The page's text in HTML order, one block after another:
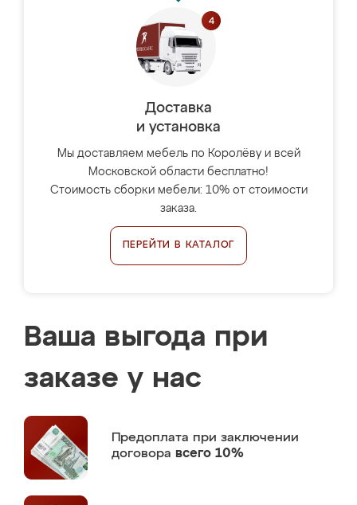
Доставка
и установка
Мы доставляем мебель по Королёву и всей
Московской области бесплатно!
Стоимость сборки мебели: 10% от стоимости
заказа.
ПЕРЕЙТИ В КАТАЛОГ
Ваша выгода при
заказе у нас
Предоплата при заключении
договора всего 10%